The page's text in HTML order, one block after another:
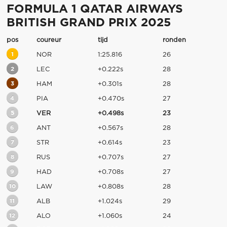
FORMULA 1 QATAR AIRWAYS
BRITISH GRAND PRIX 2025
pos coureur tijd ronden
1 NOR 1:25.816 26
2 LEC +0.222s 28
3 HAM +0.301s 28
4 PIA +0.470s 27
5 VER +0.498s 23
6 ANT +0.567s 28
7 STR +0.614s 23
8 RUS +0.707s 27
9 HAD +0.708s 27
10 LAW +0.808s 28
11 ALB +1.024s 29
12 ALO +1.060s 24